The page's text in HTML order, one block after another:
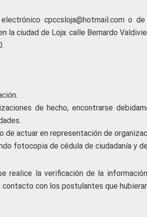
cpccsloja@hotmail.com o
la ciudad de Loja: calle Bernardo
de hecho, encontrarse
de actuar en representación de
fotocopia de cédula de ciudadanía y
realice la verificación de la
con los postulantes que